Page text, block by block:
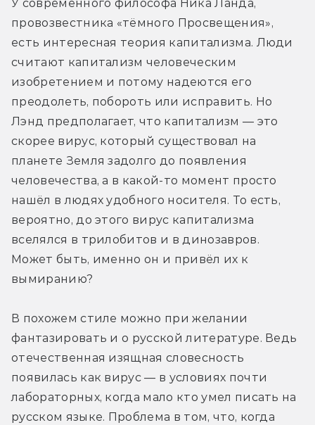
У современного философа Ника Ланда,
провозвестника «тёмного Просвещения»,
есть интересная теория капитализма. Люди
считают капитализм человеческим
изобретением и потому надеются его
преодолеть, побороть или исправить. Но
Лэнд предполагает, что капитализм — это
скорее вирус, который существовал на
планете Земля задолго до появления
человечества, а в какой-то момент просто
нашёл в людях удобного носителя. То есть,
вероятно, до этого вирус капитализма
вселялся в трилобитов и в динозавров.
Может быть, именно он и привёл их к
вымиранию?
В похожем стиле можно при желании
фантазировать и о русской литературе. Ведь
отечественная изящная словесность
появилась как вирус — в условиях почти
лабораторных, когда мало кто умел писать на
русском языке. Проблема в том, что, когда